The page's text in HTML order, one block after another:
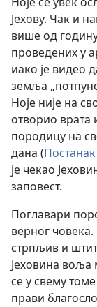
Јехову. Чак и
више од
проведених у
иако је видео
земља
Ноје није на
отворио врата
породицу на
дана (
је чекао
заповест.
Поглавари
верног
стрпљив и
Јеховина воља
се у свему
прави